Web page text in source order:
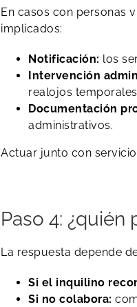
En casos con personas
implicados:
Notificación: los
Intervención
realojos
Documentación
administrativos.
Actuar junto con
Paso 4:
La respuesta depende
Si el inquilino
Si no colabora: